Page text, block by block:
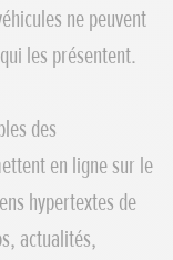
ne peuvent
les présentent.
des
en ligne sur le
hypertextes de
actualités,